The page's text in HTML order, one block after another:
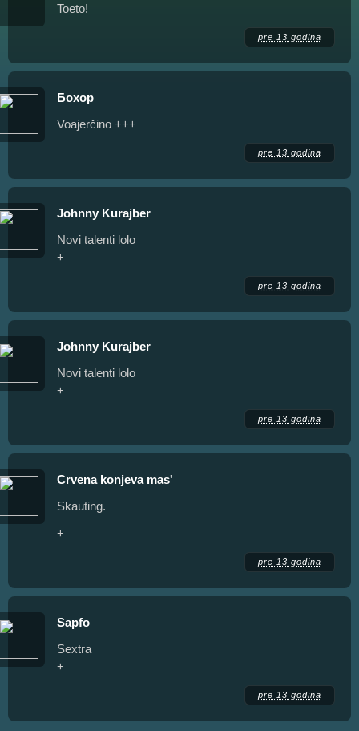
Toeto!
pre 13 godina
Бохор
Voajerčino +++
pre 13 godina
Johnny Kurajber
Novi talenti lolo
+
pre 13 godina
Johnny Kurajber
Novi talenti lolo
+
pre 13 godina
Crvena konjeva mas'
Skauting.
+
pre 13 godina
Sapfo
Sextra
+
pre 13 godina